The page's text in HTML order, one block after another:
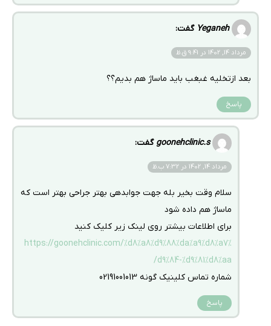
Yeganeh گفت:
مرداد 14, 1402 در 9:41 ق.ظ
بعد ازتخلیه غبغب باید ماساژ هم بدیم؟؟
پاسخ
goonehclinic.s گفت:
مرداد 14, 1402 در 7:32 ب.ظ
سلام وقت بخیر بله جهت جوابدهی بهتر جراحی بهتر است که
ماساژ هم داده شود
برای اطلاعات بیشتر روی لینک زیر کلیک کنید
https://goonehclinic.com/%d8%a8%d9%88%da%a9%d8%a7%
d9%84-%d9%81%d8%aa/
شماره تماس کلینیک گونه 02191001013
پاسخ